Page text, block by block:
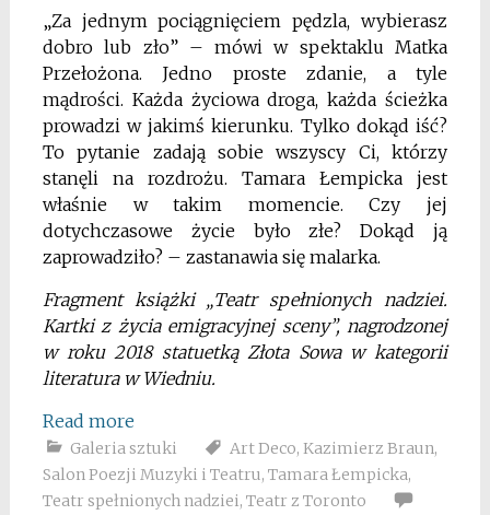
„Za jednym pociągnięciem pędzla, wybierasz
dobro lub zło” – mówi w spektaklu Matka
Przełożona. Jedno proste zdanie, a tyle
mądrości. Każda życiowa droga, każda ścieżka
prowadzi w jakimś kierunku. Tylko dokąd iść?
To pytanie zadają sobie wszyscy Ci, którzy
stanęli na rozdrożu. Tamara Łempicka jest
właśnie w takim momencie. Czy jej
dotychczasowe życie było złe? Dokąd ją
zaprowadziło? – zastanawia się malarka.
Fragment książki „Teatr spełnionych nadziei.
Kartki z życia emigracyjnej sceny”, nagrodzonej
w roku 2018 statuetką Złota Sowa w kategorii
literatura w Wiedniu.
Read more
Galeria sztuki Art Deco, Kazimierz Braun,
Salon Poezji Muzyki i Teatru, Tamara Łempicka,
Teatr spełnionych nadziei, Teatr z Toronto